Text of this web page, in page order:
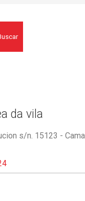
da vila
s/n. 15123 -